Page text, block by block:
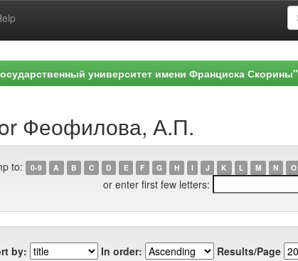
университет имени Франциска Скорины"
Феофилова, А.П.
to: 0-9 A B C D E F G H I J K L M N O
or enter first few letters:
by: In order: Results/Page